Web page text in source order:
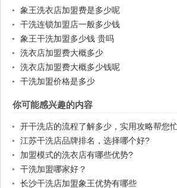
象王洗衣店加盟费是多少呢
干洗连锁加盟店一般多少钱
象王干洗加盟多少钱 贵吗
洗衣店加盟费大概多少
洗衣店加盟费大概多少钱呢
干洗加盟价格是多少
你可能感兴趣的内容
开干洗店的流程了解多少，实用攻略帮您
江苏干洗店品牌排名，选择哪个好?
加盟模式的洗衣店有哪些优势?
干洗加盟哪家好？
长沙干洗店加盟象王优势有哪些